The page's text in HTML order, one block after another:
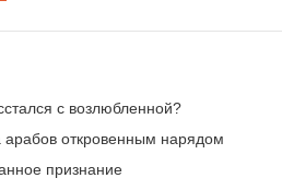
с возлюбленной?
откровенным нарядом
признание